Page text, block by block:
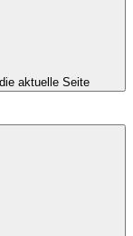
aktuelle Seite